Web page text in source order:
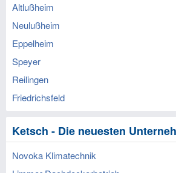
Altlußheim
Neulußheim
Eppelheim
Speyer
Reilingen
Friedrichsfeld
Ketsch - Die neuesten
Novoka Klimatechnik